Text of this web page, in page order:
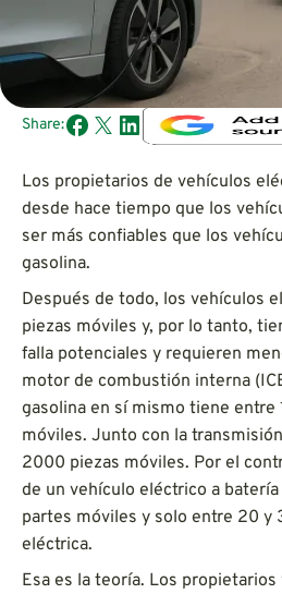
Share:
Los propietarios de vehículos
desde hace tiempo que los
ser más confiables que los
gasolina.
Después de todo, los vehículos
piezas móviles y, por lo tanto,
falla potenciales y requieren
motor de combustión interna
gasolina en sí mismo tiene entre
móviles. Junto con la
2000 piezas móviles. Por el
de un vehículo eléctrico a
partes móviles y solo entre 20 y
eléctrica.
Esa es la teoría. Los